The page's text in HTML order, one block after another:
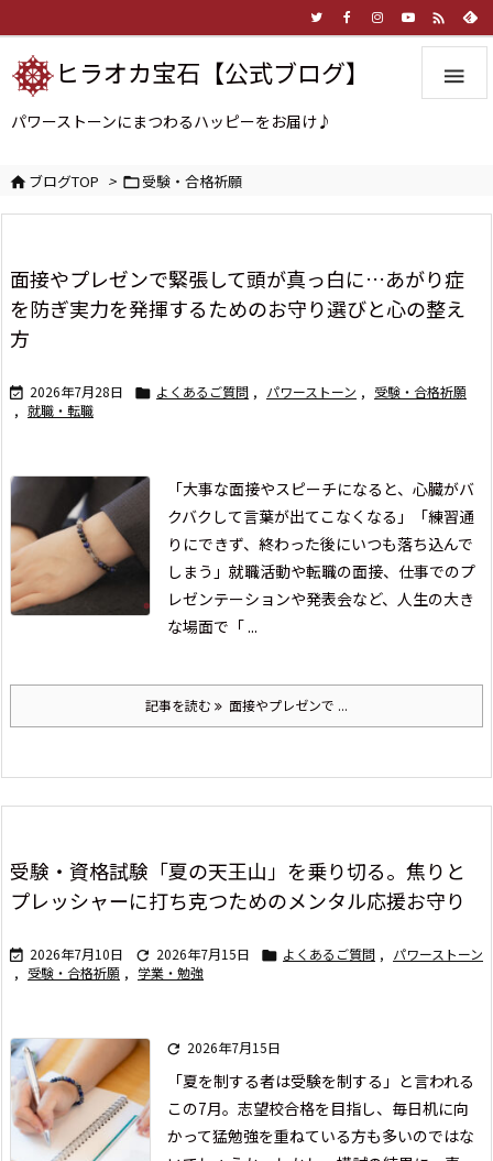


ヒラオカ宝石【公式ブログ】
パワーストーンにまつわるハッピーをお届け♪
ブログTOP > 受験・合格祈願
面接やプレゼンで緊張して頭が真っ白に…あがり症
を防ぎ実力を発揮するためのお守り選びと心の整え
方
 2026年7月28日  よくあるご質問 , パワーストーン , 受験・合格祈願
, 就職・転職
「大事な面接やスピーチになると、心臓がバ
クバクして言葉が出てこなくなる」
「練習通
りにできず、終わった後にいつも落ち込んで
しまう」 就職活動や転職の面接、仕事でのプ
レゼンテーションや発表会など、人生の大き
な場面で「 ...
記事を読む 面接やプレゼンで ...
受験・資格試験「夏の天王山」を乗り切る。焦りと
プレッシャーに打ち克つためのメンタル応援お守り
 2026年7月10日  2026年7月15日  よくあるご質問 , パワーストーン
, 受験・合格祈願 , 学業・勉強
 2026年7月15日
「夏を制する者は受験を制する」と言われる
この7月。志望校合格を目指し、毎日机に向
かって猛勉強を重ねている方も多いのではな